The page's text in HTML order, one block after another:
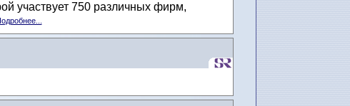
участвует 750 различных фирм,